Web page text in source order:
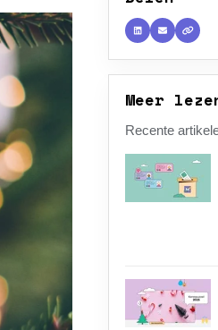
Meer
Recente